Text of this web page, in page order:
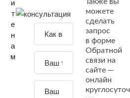
и
т
е
н
а
м
можете
сделать
запрос
в форме
Обратной
связи на
сайте —
онлайн
круглосуточ